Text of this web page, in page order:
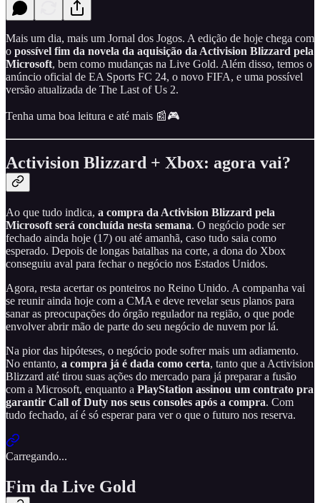
Mais um dia, mais um Jornal dos Jogos. A edição de hoje chega com
o possível fim da novela da aquisição da Activision Blizzard pela
Microsoft, bem como mudanças na Live Gold. Além disso, temos o
anúncio oficial de EA Sports FC 24, o novo FIFA, e uma possível
versão atualizada de The Last of Us 2.
Tenha uma boa leitura e até mais 📰🎮
Activision Blizzard + Xbox: agora vai?
Ao que tudo indica, a compra da Activision Blizzard pela
Microsoft será concluída nesta semana. O negócio pode ser
fechado ainda hoje (17) ou até amanhã, caso tudo saia como
esperado. Depois de longas batalhas na corte, a dona do Xbox
conseguiu aval para fechar o negócio nos Estados Unidos.
Agora, resta acertar os ponteiros no Reino Unido. A companha vai
se reunir ainda hoje com a CMA e deve revelar seus planos para
sanar as preocupações do órgão regulador na região, o que pode
envolver abrir mão de parte do seu negócio de nuvem por lá.
Na pior das hipóteses, o negócio pode sofrer mais um adiamento.
No entanto, a compra já é dada como certa, tanto que a Activision
Blizzard até tirou suas ações do mercado para já preparar a fusão
com a Microsoft, enquanto a PlayStation assinou um contrato pra
garantir Call of Duty nos seus consoles após a compra. Com
tudo fechado, aí é só esperar para ver o que o futuro nos reserva.
Carregando...
Fim da Live Gold